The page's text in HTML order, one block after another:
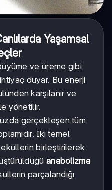
Yaşamsal
ve üreme gibi
duyar. Bu enerji
karşılanır ve
yönetilir.
gerçekleşen tüm
İki temel
birleştirilerek
anabolizma
parçalandığı